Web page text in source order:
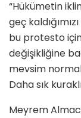
“Hükümetin
geç
bu protesto
değişikliğine
mevsim
Daha sık
Meyrem